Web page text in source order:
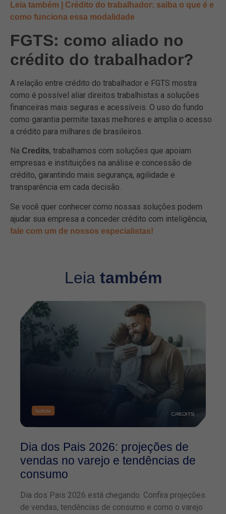
Leia também | Crédito do trabalhador: saiba o que é e
como funciona essa modalidade
FGTS: como aliado no
crédito do trabalhador?
A relação entre crédito do trabalhador e FGTS mostra
como é possível aliar direitos trabalhistas a soluções
financeiras mais seguras e acessíveis. O uso do fundo
como garantia permite taxas melhores e amplia o acesso
a crédito para milhares de brasileiros.
Na Credits, trabalhamos com soluções que apoiam
empresas e instituições na análise e concessão de
crédito, garantindo mais segurança, agilidade e
transparência em cada decisão.
Se você quer conhecer como nossas soluções podem
ajudar sua empresa a conceder crédito com inteligência,
fale com um de nossos especialistas!
Leia também
Dia dos Pais 2026: projeções de
vendas no varejo e tendências de
consumo
Dia dos Pais 2026 está chegando. Confira projeções
de vendas, tendências de consumo e como o varejo